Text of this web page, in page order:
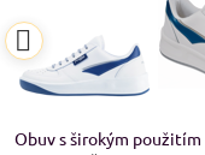
Obuv s širokým